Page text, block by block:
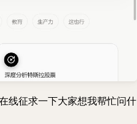
线征求一下大家想我帮忙问什